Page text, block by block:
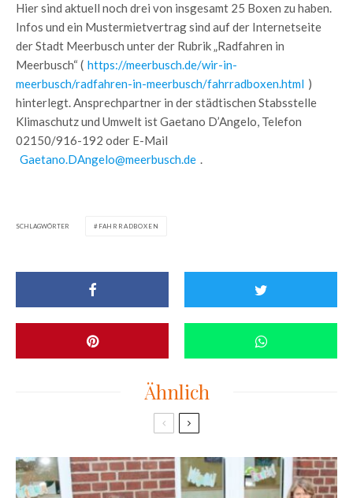
Hier sind aktuell noch drei von insgesamt 25 Boxen zu haben.
Infos und ein Mustermietvertrag sind auf der Internetseite
der Stadt Meerbusch unter der Rubrik „Radfahren in
Meerbusch“ ( https://meerbusch.de/wir-in-
meerbusch/radfahren-in-meerbusch/fahrradboxen.html )
hinterlegt. Ansprechpartner in der städtischen Stabsstelle
Klimaschutz und Umwelt ist Gaetano D’Angelo, Telefon
02150/916-192 oder E-Mail
Gaetano.DAngelo@meerbusch.de .
SCHLAGWÖRTER FAHRRADBOXEN
Ähnlich